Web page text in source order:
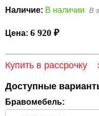
Наличие: В наличии
Цена: 6 920 ₽
Купить в рассрочку
Доступные
Бравомебель: